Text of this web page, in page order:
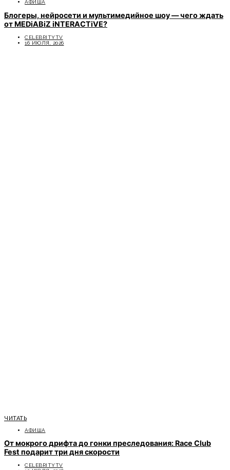
АФИША
Блогеры, нейросети и мультимедийное шоу — чего ждать
от MEDiABiZ iNTERACTiVE?
CELEBRITYTV
16 ИЮЛЯ, 2026
ЧИТАТЬ
АФИША
От мокрого дрифта до гонки преследования: Race Club
Fest подарит три дня скорости
CELEBRITYTV